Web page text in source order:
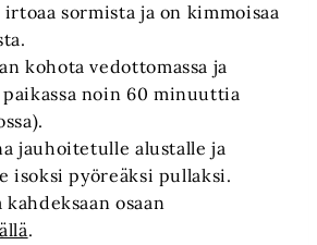
sormista ja on kimmoisaa
kohota vedottomassa ja
paikassa noin 60 minuuttia
jauhoitetulle alustalle ja
isoksi pyöreäksi pullaksi.
kahdeksaan osaan
.